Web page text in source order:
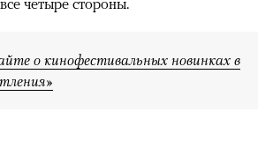
четыре стороны.
о кинофестивальных новинках в